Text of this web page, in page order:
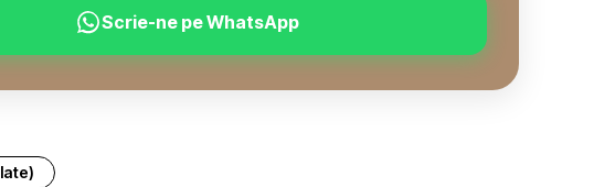
Scrie-ne pe WhatsApp